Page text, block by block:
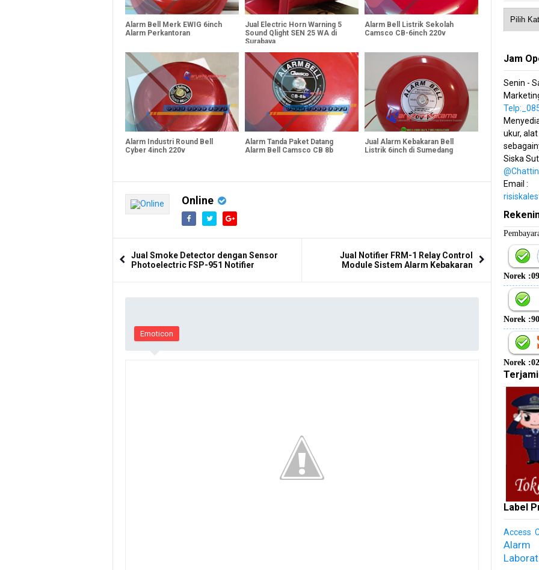
Alarm Bell Merk EWIG 6inch
Alarm Perkantoran
Jual Electric Horn Warning 5
Sound Qlight SEN 25 WA di
Surabaya
Alarm Bell Listrik Sekolah
Camsco CB-6inch 220v
Alarm Industri Round Bell
Cyber 4inch 220v
Alarm Tanda Paket Datang
Alarm Bell Camsco CB 8b
Jual Alarm Kebakaran Bell
Listrik 6inch di Sumedang
Online
Jual Smoke Detector dengan Sensor
Photoelectric FSP-951 Notifier
Jual Notifier FRM-1 Relay Control
Module Sistem Alarm Kebakaran
Emoticon
Jam
Senin -
ukur,
Siska
Email :
Norek
Norek
Norek
Label
Access
Alarm